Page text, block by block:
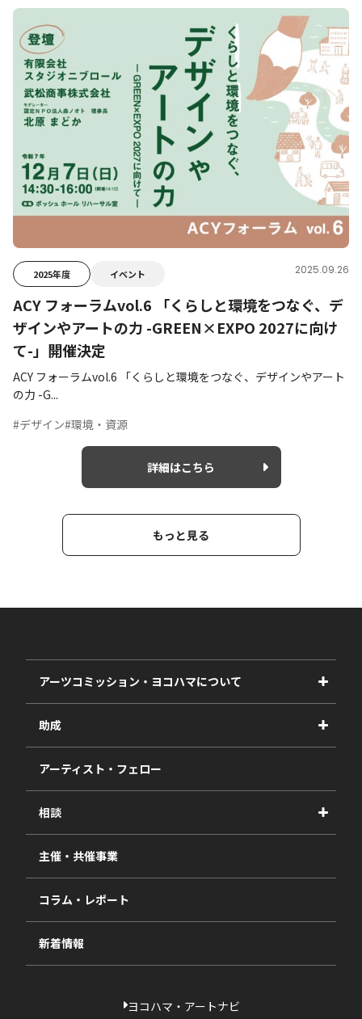
2025年度 イベント 2025.09.26
ACY フォーラムvol.6 「くらしと環境をつなぐ、デ
ザインやアートの力 -GREEN×EXPO 2027に向け
て-」開催決定
ACY フォーラムvol.6 「くらしと環境をつなぐ、デザインやアート
の力 -G...
#デザイン#環境・資源
詳細はこちら
もっと見る
アーツコミッション・ヨコハマについて
事業紹介
事業報告書
助成
2027年度
2026年度
2025年度
2024年度
2023年度
過去の採択一覧
アーティスト・フェロー
相談
視察・ヒアリング・研究
相談依頼フォーム
主催・共催事業
コラム・レポート
新着情報
ヨコハマ・アートナビ